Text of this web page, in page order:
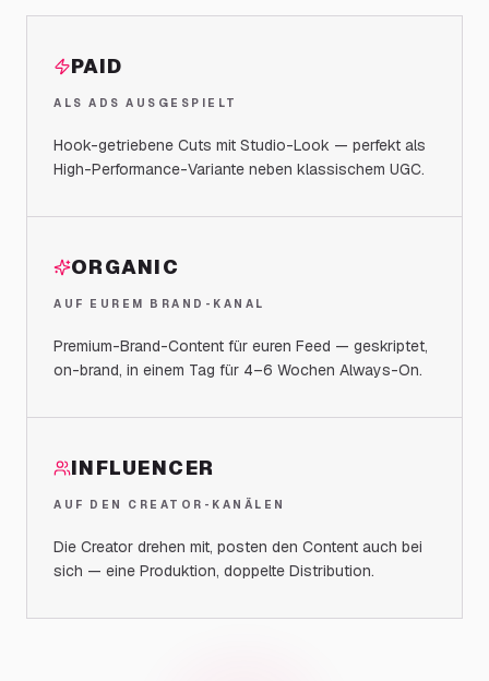
PAID
ALS ADS AUSGESPIELT
Hook-getriebene Cuts mit Studio-Look — perfekt als
High-Performance-Variante neben klassischem UGC.
ORGANIC
AUF EUREM BRAND-KANAL
Premium-Brand-Content für euren Feed — geskriptet,
on-brand, in einem Tag für 4–6 Wochen Always-On.
INFLUENCER
AUF DEN CREATOR-KANÄLEN
Die Creator drehen mit, posten den Content auch bei
sich — eine Produktion, doppelte Distribution.